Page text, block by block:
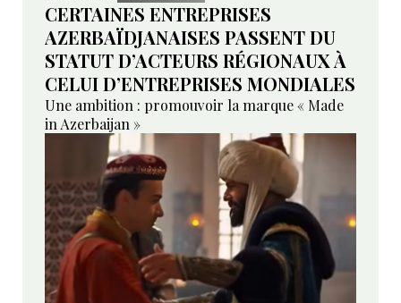
CERTAINES ENTREPRISES
AZERBAÏDJANAISES PASSENT DU
STATUT D’ACTEURS RÉGIONAUX À
CELUI D’ENTREPRISES MONDIALES
Une ambition : promouvoir la marque « Made
in Azerbaijan »